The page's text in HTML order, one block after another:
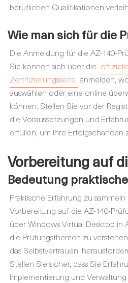
beruflichen Qualifikationen
Wie man sich für die
Die Anmeldung für die AZ-140-
Sie können sich über die
Zertifizierungsseite anmelden,
auswählen oder eine online
können. Stellen Sie vor der
die Voraussetzungen und
erfüllen, um Ihre Erfolgschancen
Vorbereitung auf
Bedeutung
Praktische Erfahrung zu
Vorbereitung auf die AZ-140-
über Windows Virtual Desktop in
die Prüfungsthemen zu
das Selbstvertrauen,
Stellen Sie sicher, dass Sie
Implementierung und